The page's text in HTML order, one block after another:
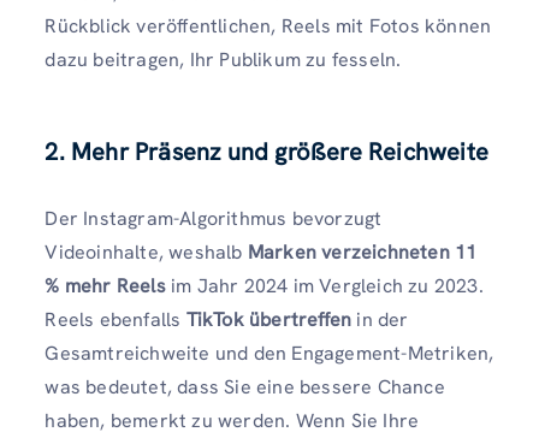
Rückblick veröffentlichen, Reels mit Fotos können
dazu beitragen, Ihr Publikum zu fesseln.
2. Mehr Präsenz und größere Reichweite
Der Instagram-Algorithmus bevorzugt
Videoinhalte, weshalb Marken verzeichneten 11
% mehr Reelsim Jahr 2024 im Vergleich zu 2023.
Reels ebenfalls TikTok übertreffen in der
Gesamtreichweite und den Engagement-Metriken,
was bedeutet, dass Sie eine bessere Chance
haben, bemerkt zu werden. Wenn Sie Ihre